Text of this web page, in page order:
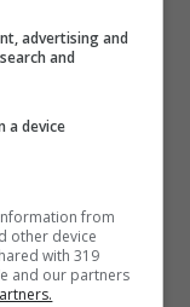
capire che
la
e
ci
che può
già da
di
advertising and
and
a device
from
other device
with 319
and our partners